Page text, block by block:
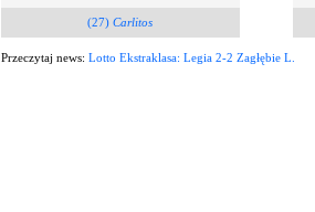
(27) Carlitos
Przeczytaj news: Lotto Ekstraklasa: Legia 2-2 Zagłębie L.